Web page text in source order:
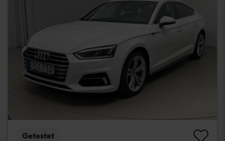
Getestet